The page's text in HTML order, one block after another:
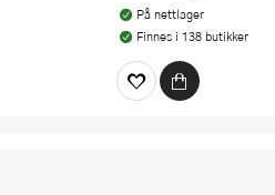
På nettlager
Finnes i 138 butikker